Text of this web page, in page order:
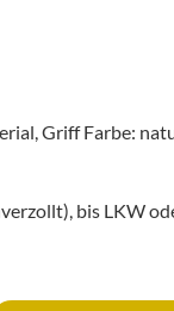
Griff Farbe:
bis LKW